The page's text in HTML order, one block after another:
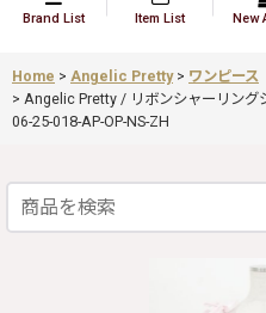
Brand List Item List New
Home > Angelic Pretty > ワンピース
> Angelic Pretty / リボンシャーリング
06-25-018-AP-OP-NS-ZH